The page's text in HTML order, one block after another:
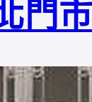
門